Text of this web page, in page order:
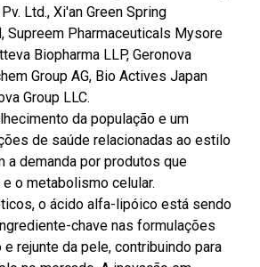
Ltd., Xi'an Green Spring
Supreem Pharmaceuticals Mysore
Biopharma LLP, Geronova
Group AG, Bio Actives Japan
Group LLC.
da população e um
de saúde relacionadas ao estilo
a demanda por produtos que
o metabolismo celular.
o ácido alfa-lipóico está sendo
chave nas formulações
rejunte da pele, contribuindo para